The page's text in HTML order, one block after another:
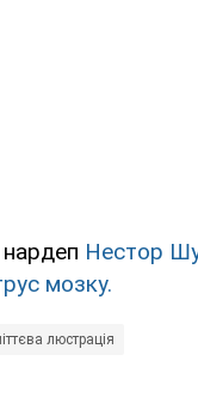
Нестор
мозку.
люстрація